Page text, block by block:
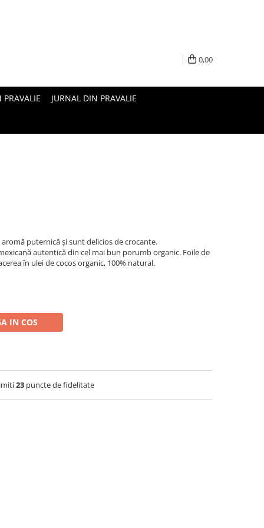
0,00
PRAVALIE JURNAL DIN PRAVALIE
puternică și sunt delicios de crocante.
autentică din cel mai bun porumb organic. Foile de
în ulei de cocos organic, 100% natural.
IN COS
23 puncte de fidelitate